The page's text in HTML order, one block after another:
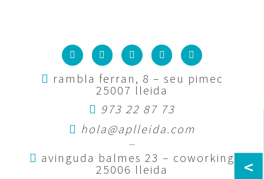
rambla ferran, 8 – seu pimec
25007 lleida
973 22 87 73
hola@aplleida.com
—
avinguda balmes 23 – coworking
25006 lleida
<